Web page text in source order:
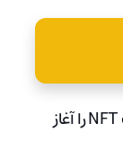
هنگامی که دارایی دیجیتال منحصر به فرد خود را انتخاب کردید، زمان آن است که فرآیند تبدیل آن به یک NFT را آغاز